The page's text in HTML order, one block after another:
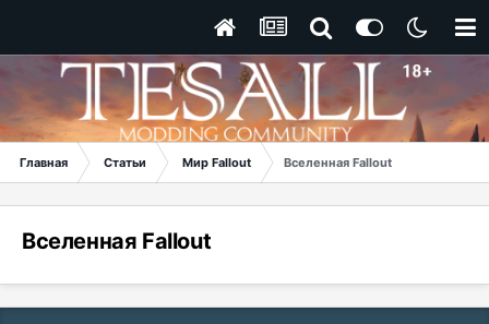
Главная Статьи Мир Fallout Вселенная Fallout
Вселенная Fallout